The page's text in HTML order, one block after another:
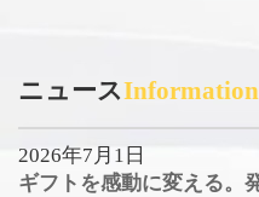
ニュースInformation
2026年7月1日
ギフトを感動に変える。